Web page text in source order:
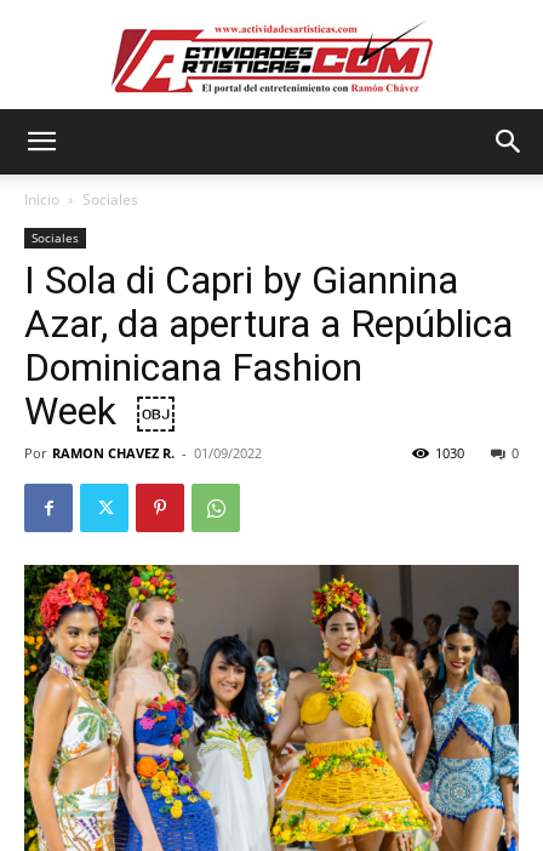
Inicio Sociales
Sociales
I Sola di Capri by Giannina
Azar, da apertura a República
Dominicana Fashion
Week ￼
Por RAMON CHAVEZ R. - 01/09/2022 0
1030